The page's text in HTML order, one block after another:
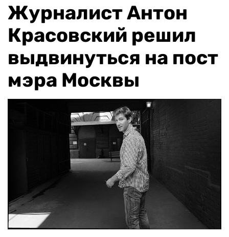
Журналист Антон
Красовский решил
выдвинуться на пост
мэра Москвы